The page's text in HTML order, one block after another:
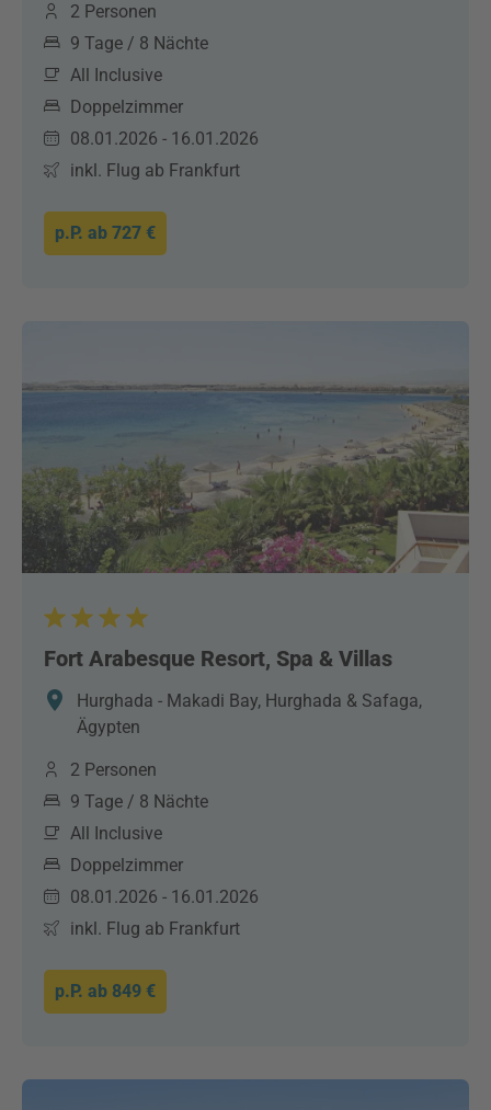
2 Personen
9 Tage / 8 Nächte
All Inclusive
Doppelzimmer
08.01.2026 - 16.01.2026
inkl. Flug ab Frankfurt
p.P. ab 727 €
Fort Arabesque Resort, Spa & Villas
Hurghada - Makadi Bay, Hurghada & Safaga,
Ägypten
2 Personen
9 Tage / 8 Nächte
All Inclusive
Doppelzimmer
08.01.2026 - 16.01.2026
inkl. Flug ab Frankfurt
p.P. ab 849 €